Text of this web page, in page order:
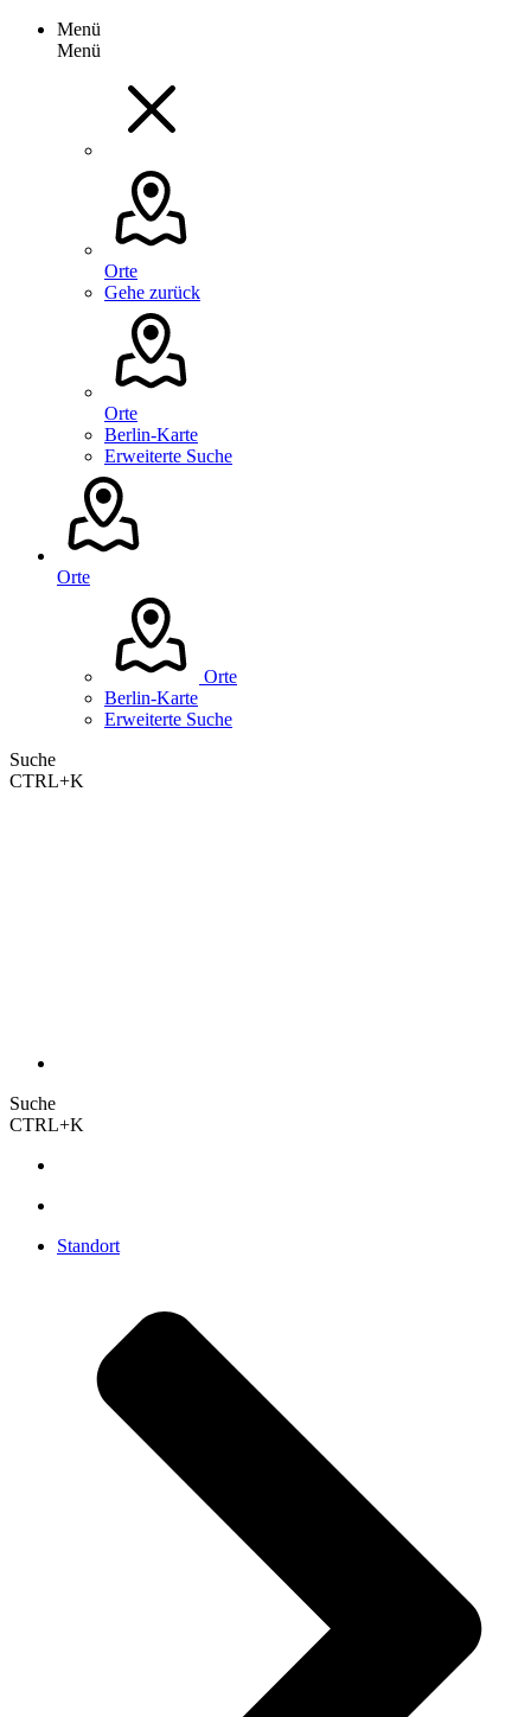
Menü
Menü
Orte
Gehe zurück
Orte
Berlin-Karte
Erweiterte Suche
Orte
Orte
Berlin-Karte
Erweiterte Suche
Suche
CTRL+K
Suche
CTRL+K
Standort